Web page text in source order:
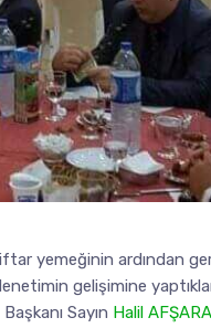
yemeğinin ardından
gelişimine
Sayın Halil